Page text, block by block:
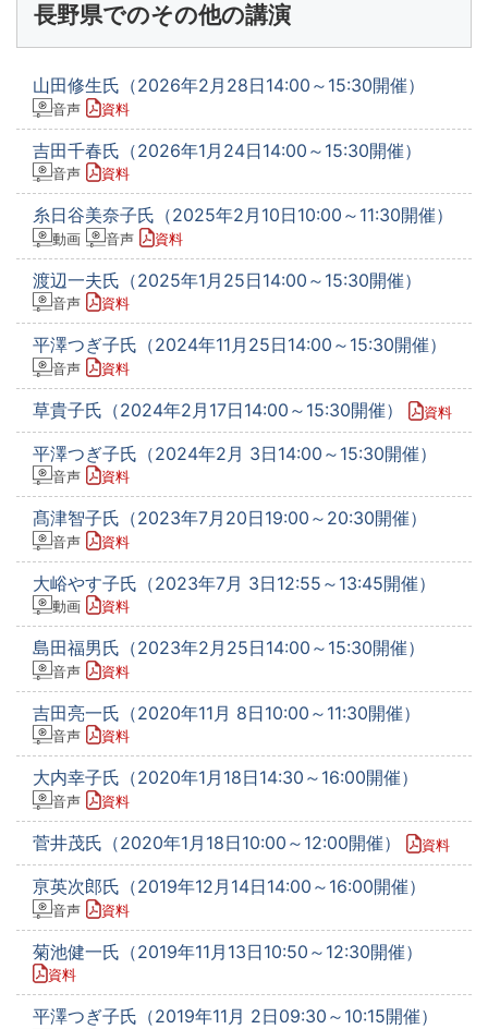
長野県でのその他の講演
山田修生氏（2026年2月28日14:00～15:30開催）
音声 資料
吉田千春氏（2026年1月24日14:00～15:30開催）
音声 資料
糸日谷美奈子氏（2025年2月10日10:00～11:30開催）
動画 音声 資料
渡辺一夫氏（2025年1月25日14:00～15:30開催）
音声 資料
平澤つぎ子氏（2024年11月25日14:00～15:30開催）
音声 資料
草貴子氏（2024年2月17日14:00～15:30開催） 資料
平澤つぎ子氏（2024年2月 3日14:00～15:30開催）
音声 資料
髙津智子氏（2023年7月20日19:00～20:30開催）
音声 資料
大峪やす子氏（2023年7月 3日12:55～13:45開催）
動画 資料
島田福男氏（2023年2月25日14:00～15:30開催）
音声 資料
吉田亮一氏（2020年11月 8日10:00～11:30開催）
音声 資料
大内幸子氏（2020年1月18日14:30～16:00開催）
音声 資料
菅井茂氏（2020年1月18日10:00～12:00開催） 資料
亰英次郎氏（2019年12月14日14:00～16:00開催）
音声 資料
菊池健一氏（2019年11月13日10:50～12:30開催）
資料
平澤つぎ子氏（2019年11月 2日09:30～10:15開催）